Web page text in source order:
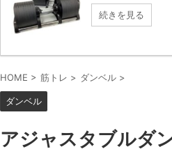
続きを見る
HOME > 筋トレ > ダンベル >
ダンベル
アジャスタブルダ